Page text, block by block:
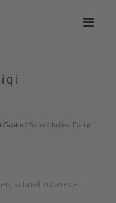
Gastro / Schnell-Imbiss Foniqi
schnell zubereitet.